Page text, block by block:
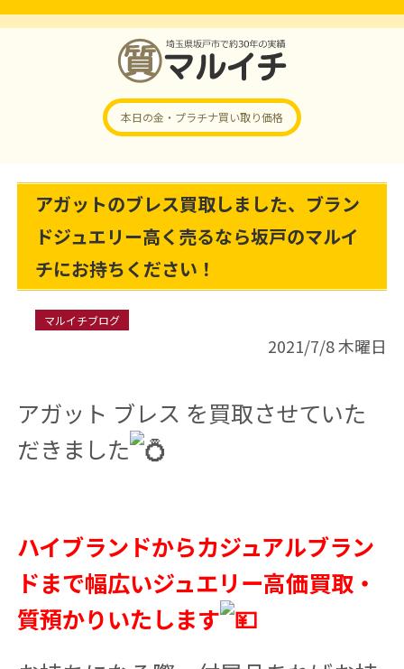
本日の金・プラチナ買い取り価格
アガットのブレス買取しました、ブラン
ドジュエリー高く売るなら坂戸のマルイ
チにお持ちください！
マルイチブログ
2021/7/8 木曜日
アガット ブレス を買取させていた
だきました
ハイブランドからカジュアルブラン
ドまで幅広いジュエリー高価買取・
質預かりいたします